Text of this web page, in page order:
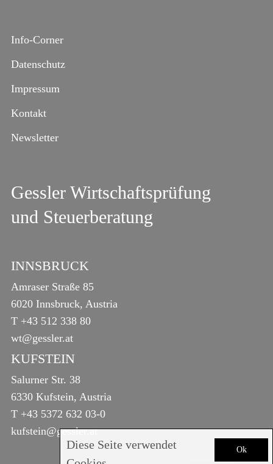
Ok
Diese Seite verwendet
Info-Corner
Datenschutz
Impressum
Kontakt
Newsletter
Gessler Wirtschaftsprüfung
und Steuerberatung
INNSBRUCK
Amraser Straße 85
6020 Innsbruck, Austria
T +43 512 338 80
wt@gessler.at
KUFSTEIN
Salurner Str. 38
6330 Kufstein, Austria
T +43 5372 632 03-0
kufstein@gessler.at